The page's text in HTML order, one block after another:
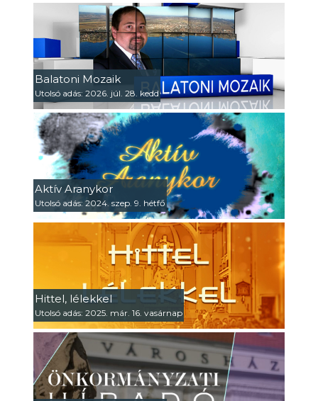
Balatoni Mozaik
Utolsó adás: 2026. júl. 28. kedd
Aktív Aranykor
Utolsó adás: 2024. szep. 9. hétfő
Hittel, lélekkel
Utolsó adás: 2025. már. 16. vasárnap